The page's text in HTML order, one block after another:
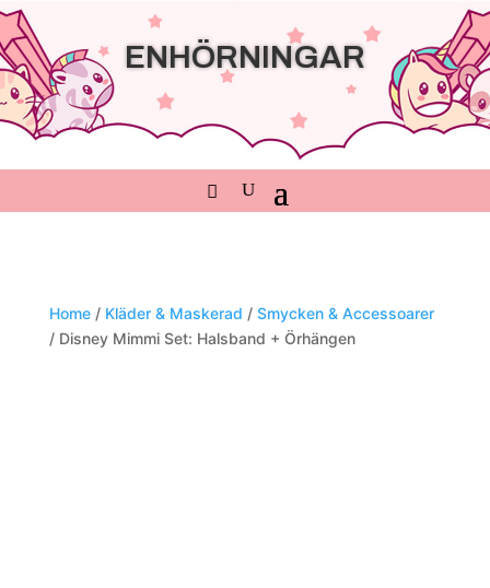
ENHÖRNINGAR
Home/ Kläder & Maskerad / Smycken & Accessoarer
/ Disney Mimmi Set: Halsband + Örhängen